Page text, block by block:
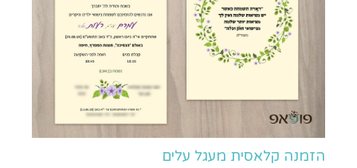
הזמנה קלאסית מעגל עלים